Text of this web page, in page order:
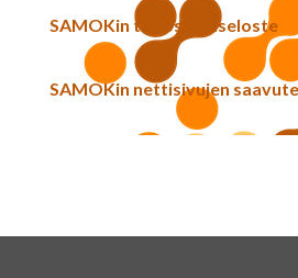
SAMOKin tietosuojaseloste
SAMOKin nettisivujen